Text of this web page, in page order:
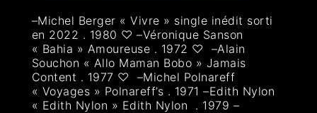
–Michel Berger « Vivre » single inédit sorti
en 2022 . 1980 ♡ –Véronique Sanson
« Bahia » Amoureuse . 1972 ♡ –Alain
Souchon « Allo Maman Bobo » Jamais
Content . 1977 ♡ –Michel Polnareff
« Voyages » Polnareff’s . 1971 –Edith Nylon
« Edith Nylon » Edith Nylon . 1979 –